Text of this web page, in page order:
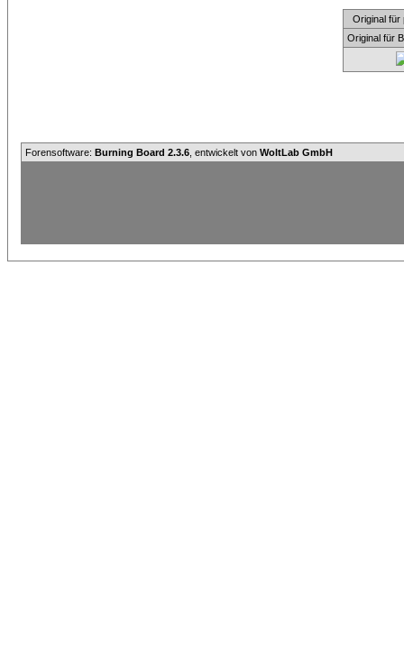
Original für
Original für
Forensoftware: Burning Board 2.3.6 , entwickelt von WoltLab GmbH